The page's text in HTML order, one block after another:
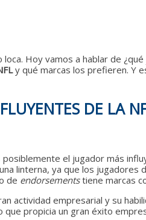
Hoy vamos a hablar de
y qué marcas los prefieren. Y
DE LA
posiblemente el jugador más
linterna, ya que los jugadores
de endorsementstiene marcas
actividad empresarial y su
propicia un gran éxito